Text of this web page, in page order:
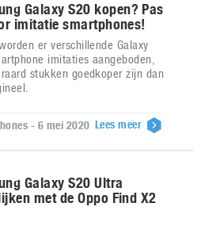
Galaxy S20 kopen? Pas
imitatie smartphones!
er verschillende Galaxy
imitaties aangeboden,
stukken goedkoper zijn dan
- 6 mei 2020 Lees meer
Galaxy S20 Ultra
met de Oppo Find X2